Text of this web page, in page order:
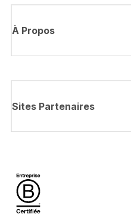
À Propos
Sites Partenaires